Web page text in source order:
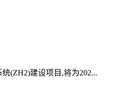
(ZH2)建设项目,将为202...